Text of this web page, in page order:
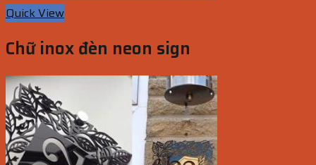
Quick View
Chữ inox đèn neon sign